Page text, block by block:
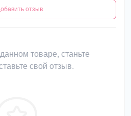
отзыв
товаре, станьте
свой отзыв.